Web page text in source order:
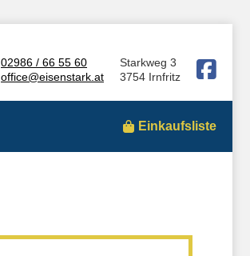
02986 / 66 55 60
office@eisenstark.at
Starkweg 3
3754 Irnfritz
Einkaufsliste